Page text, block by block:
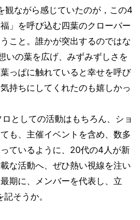
観ながら感じていたのが，この4
」を呼び込む四葉のクローバー
こと。誰かが突出するのではな
いの葉を広げ、みずみずしさを
っぱに触れていると幸せを呼び
持ちにしてくれたのも嬉しかっ
としての活動はもちろん、ショ
も、主催イベントを含め、数多
ているように、 20代の4 人が新
な活動へ、ぜひ熱い視線を注い
期に、メンバーを代表し、立
そうか。